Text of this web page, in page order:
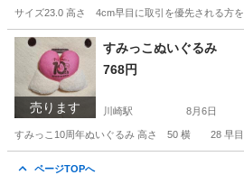
サイズ23.0 高さ 4cm早目に取引を優先される方
神奈川 川崎市 靴
売ります
すみっこぬいぐるみ
768円
川崎駅 8月6日
すみっこ10周年ぬいぐるみ 高さ 50 横 28 早目
ページTOPへ